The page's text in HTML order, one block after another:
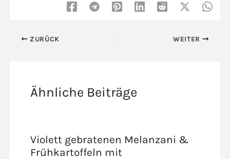
ZURÜCK WEITER
Ähnliche Beiträge
Violett gebratenen Melanzani &
Frühkartoffeln mit